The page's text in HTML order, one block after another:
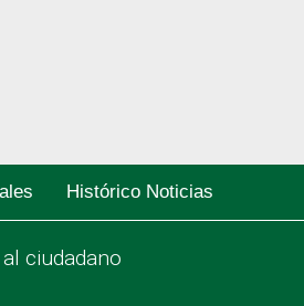
Histórico Noticias
ciudadano